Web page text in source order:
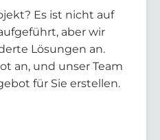
Es ist nicht auf
aber wir
Lösungen an.
an, und unser Team
für Sie erstellen.